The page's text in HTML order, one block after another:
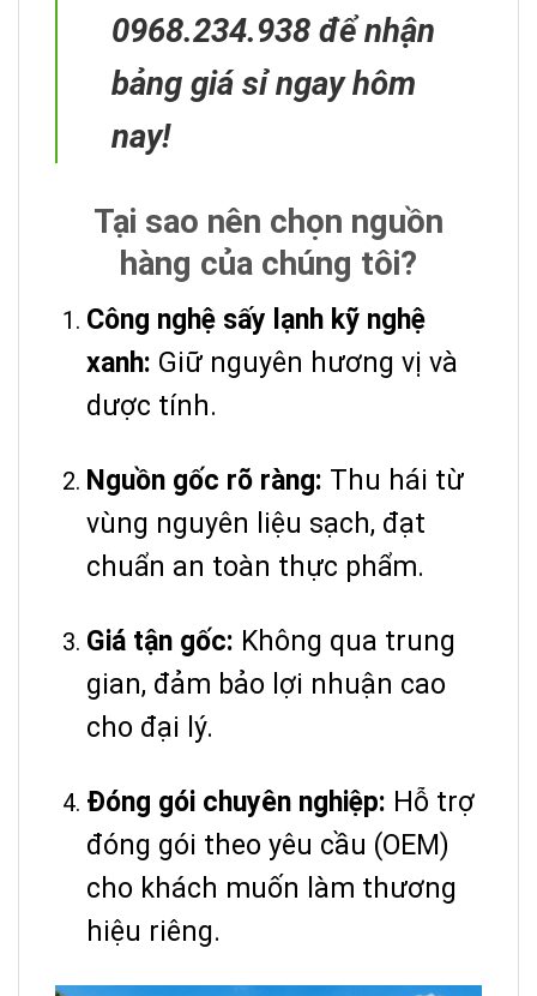
0968.234.938 để nhận
bảng giá sỉ ngay hôm
nay!
Tại sao nên chọn nguồn
hàng của chúng tôi?
Công nghệ sấy lạnh kỹ nghệ
xanh: Giữ nguyên hương vị và
dược tính.
Nguồn gốc rõ ràng: Thu hái từ
vùng nguyên liệu sạch, đạt
chuẩn an toàn thực phẩm.
Giá tận gốc: Không qua trung
gian, đảm bảo lợi nhuận cao
cho đại lý.
Đóng gói chuyên nghiệp: Hỗ trợ
đóng gói theo yêu cầu (OEM)
cho khách muốn làm thương
hiệu riêng.